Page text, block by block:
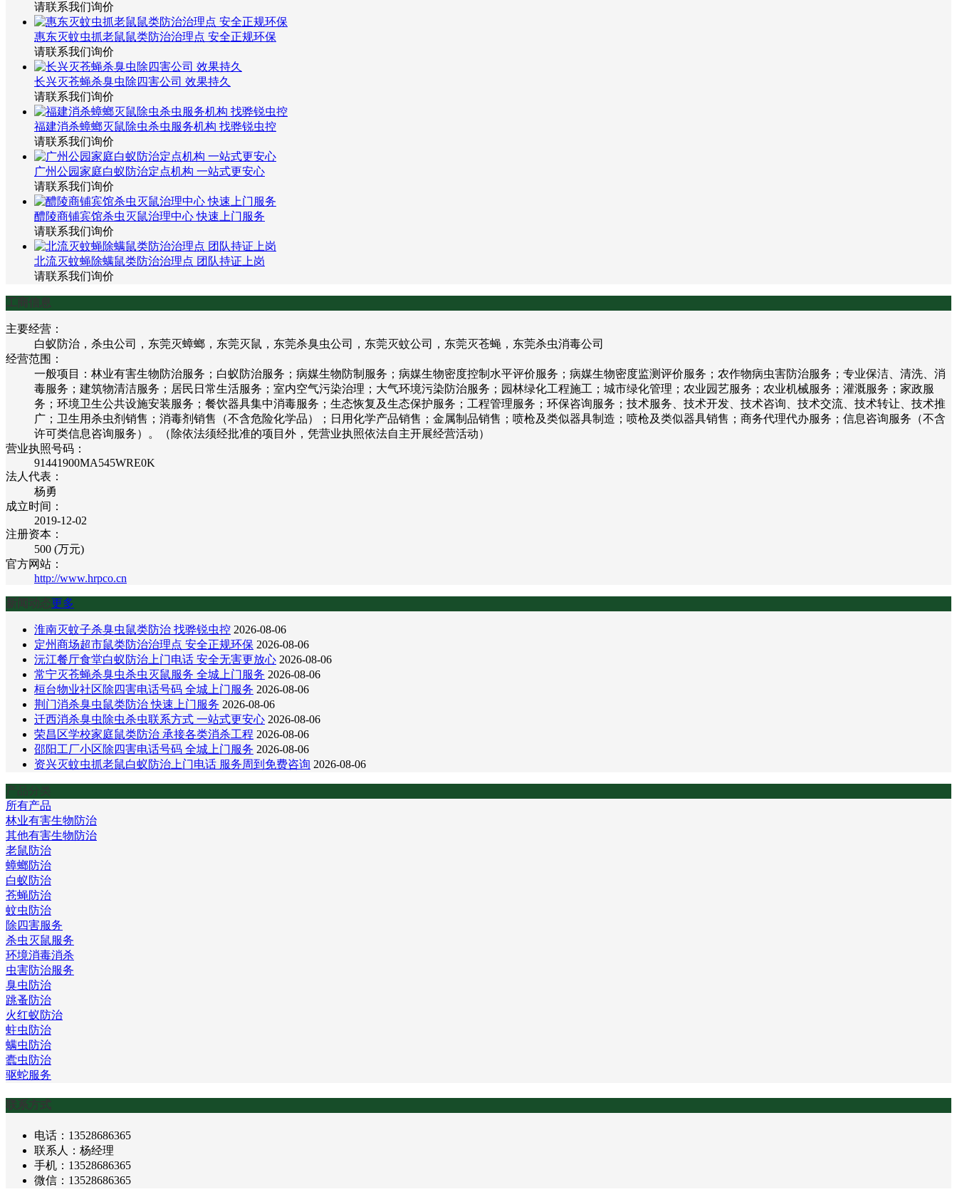
请联系我们询价
惠东灭蚊虫抓老鼠鼠类防治治理点 安全正规环保
请联系我们询价
长兴灭苍蝇杀臭虫除四害公司 效果持久
请联系我们询价
福建消杀蟑螂灭鼠除虫杀虫服务机构 找骅锐虫控
请联系我们询价
广州公园家庭白蚁防治定点机构 一站式更安心
请联系我们询价
醴陵商铺宾馆杀虫灭鼠治理中心 快速上门服务
请联系我们询价
北流灭蚊蝇除螨鼠类防治治理点 团队持证上岗
请联系我们询价
工商信息
主要经营：
白蚁防治，杀虫公司，东莞灭蟑螂，东莞灭鼠，东莞杀臭虫公司，东莞灭蚊公司，东莞灭苍蝇，东莞杀虫消毒公司
经营范围：
一般项目：林业有害生物防治服务；白蚁防治服务；病媒生物防制服务；病媒生物密度控制水平评价服务；病媒生物密度监测评价服务；农作物病虫害防治服务；专业保洁、清洗、消
毒服务；建筑物清洁服务；居民日常生活服务；室内空气污染治理；大气环境污染防治服务；园林绿化工程施工；城市绿化管理；农业园艺服务；农业机械服务；灌溉服务；家政服
务；环境卫生公共设施安装服务；餐饮器具集中消毒服务；生态恢复及生态保护服务；工程管理服务；环保咨询服务；技术服务、技术开发、技术咨询、技术交流、技术转让、技术推
广；卫生用杀虫剂销售；消毒剂销售（不含危险化学品）；日用化学产品销售；金属制品销售；喷枪及类似器具制造；喷枪及类似器具销售；商务代理代办服务；信息咨询服务（不含
许可类信息咨询服务）。（除依法须经批准的项目外，凭营业执照依法自主开展经营活动）
营业执照号码：
91441900MA545WRE0K
法人代表：
杨勇
成立时间：
2019-12-02
注册资本：
500 (万元)
官方网站：
http://www.hrpco.cn
新闻动态更多
淮南灭蚊子杀臭虫鼠类防治 找骅锐虫控 2026-08-06
定州商场超市鼠类防治治理点 安全正规环保 2026-08-06
沅江餐厅食堂白蚁防治上门电话 安全无害更放心 2026-08-06
常宁灭苍蝇杀臭虫杀虫灭鼠服务 全城上门服务 2026-08-06
桓台物业社区除四害电话号码 全城上门服务 2026-08-06
荆门消杀臭虫鼠类防治 快速上门服务 2026-08-06
迁西消杀臭虫除虫杀虫联系方式 一站式更安心 2026-08-06
荣昌区学校家庭鼠类防治 承接各类消杀工程 2026-08-06
邵阳工厂小区除四害电话号码 全城上门服务 2026-08-06
资兴灭蚊虫抓老鼠白蚁防治上门电话 服务周到免费咨询 2026-08-06
产品分类
所有产品
林业有害生物防治
其他有害生物防治
老鼠防治
蟑螂防治
白蚁防治
苍蝇防治
蚊虫防治
除四害服务
杀虫灭鼠服务
环境消毒消杀
虫害防治服务
臭虫防治
跳蚤防治
火红蚁防治
蛀虫防治
螨虫防治
蠹虫防治
驱蛇服务
联系方式
电话：13528686365
联系人：杨经理
手机：13528686365
微信：13528686365